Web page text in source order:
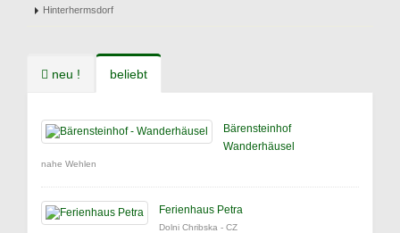
Hinterhermsdorf
neu ! beliebt
Bärensteinhof
Wanderhäusel
nahe Wehlen
Ferienhaus Petra
Dolni Chribska - CZ